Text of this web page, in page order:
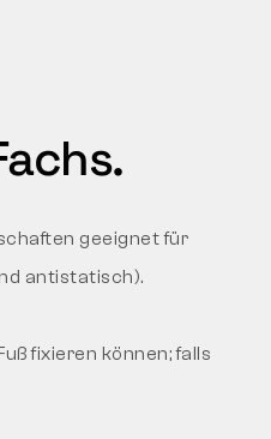
geeignet für
antistatisch).
fixieren können; falls